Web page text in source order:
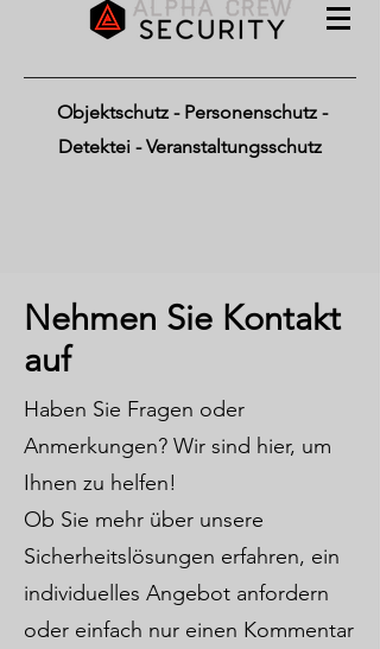
Objektschutz - Personenschutz -
Detektei - Veranstaltungsschutz
Nehmen Sie Kontakt
auf
Haben Sie Fragen oder
Anmerkungen? Wir sind hier, um
Ihnen zu helfen!
Ob Sie mehr über unsere
Sicherheitslösungen erfahren, ein
individuelles Angebot anfordern
oder einfach nur einen Kommentar